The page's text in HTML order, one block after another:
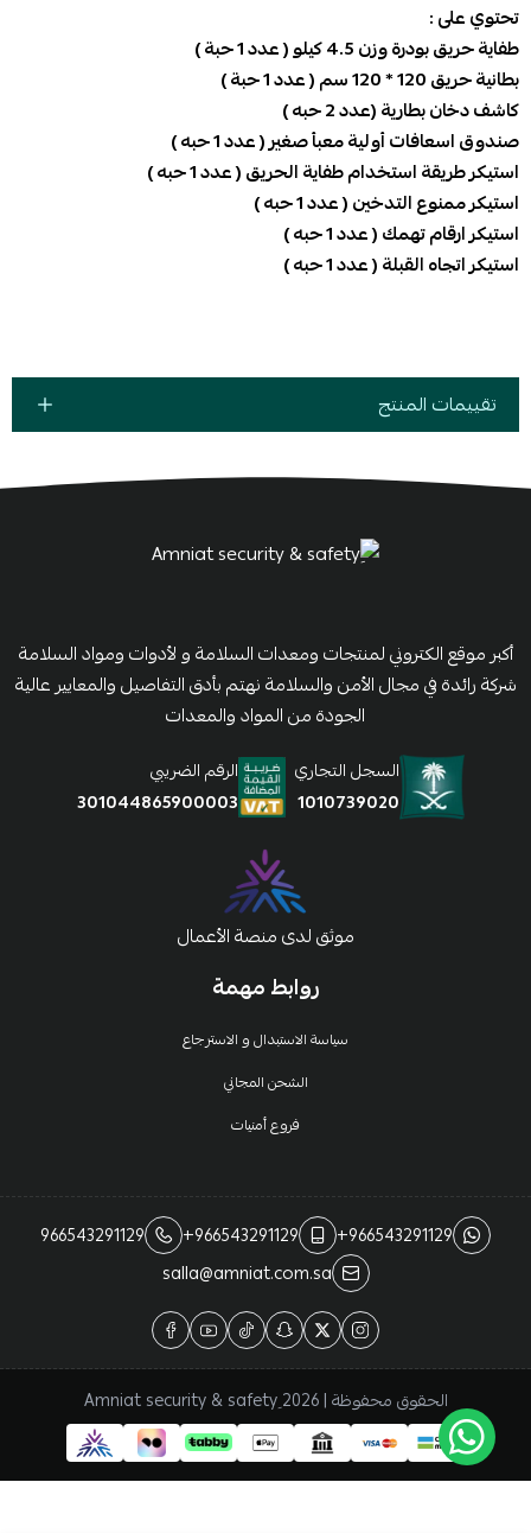
تحتوي على :
طفاية حريق بودرة وزن 4.5 كيلو ( عدد 1 حبة )
بطانية حريق 120 * 120 سم ( عدد 1 حبة )
كاشف دخان بطارية (عدد 2 حبه )
صندوق اسعافات أولية معبأ صغير ( عدد 1 حبه )
استيكر طريقة استخدام طفاية الحريق ( عدد 1 حبه )
استيكر ممنوع التدخين ( عدد 1 حبه )
استيكر ارقام تهمك ( عدد 1 حبه )
استيكر اتجاه القبلة ( عدد 1 حبه )
تقييمات المنتج
روابط مهمة
سياسة الاستبدال و الاسترجاع
الشحن المجاني
فروع أمنيات
أكبر موقع الكتروني لمنتجات ومعدات السلامة و لأدوات ومواد السلامة
شركة رائدة في مجال الأمن والسلامة نهتم بأدق التفاصيل والمعايير عالية
الجودة من المواد والمعدات
السجل التجاري
1010739020
الرقم الضريبي
301044865900003
موثق لدى منصة الأعمال
+966543291129
+966543291129
966543291129
salla@amniat.com.sa
الحقوق محفوظة | 2026 ِAmniat security & safety